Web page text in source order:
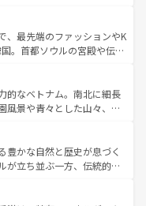
おり、サーフィンやダイ
トドア好きにはたまらな
力を存分に味わいつくそ
湾東部など、都市の喧騒
、訪れる人に新しい発見と
、奥深い台湾の食文化も魅
、バラエティ豊かな料理
台湾情報は コンテンツ一覧を参
、最先端のファッションやK
。首都ソウルの宮殿や伝統
の自然美を楽しむことが
、絶品のストリートフード
っている。夜には、韓国な
彩な魅力を心ゆくまで味
。 なお、新着の韓国情報はコンテンツ一
的なベトナム。南北に細長
風景や青々とした山々、世
ハノイの古い町並みやホ
の建物も、独特の雰囲気を
ティの豊かさとおいしさで
ナムコーヒーなどは、ぜ
豊かな自然と歴史が息づく
が立ち並ぶ一方、伝統的な
チェンマイなどの山岳地